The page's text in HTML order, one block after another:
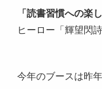
「読書習慣への楽
ヒーロー「輝望閃
今年のブースは昨